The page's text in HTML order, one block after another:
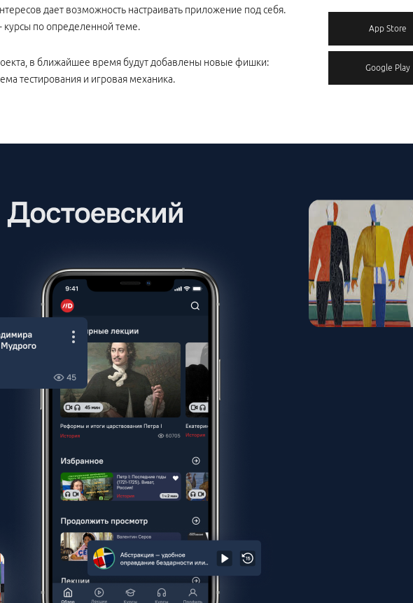
дает возможность настраивать приложение под себя.
по определенной теме.
в ближайшее время будут добавлены новые фишки:
тестирования и игровая механика.
App Store
Google Play